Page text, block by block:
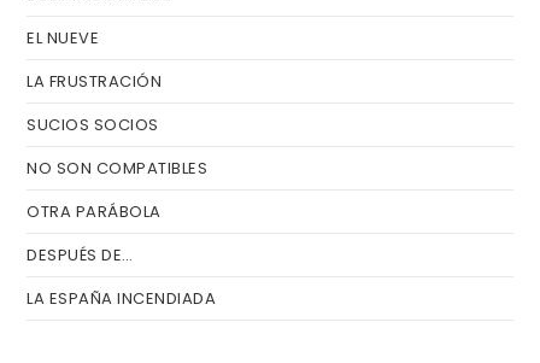
EL NUEVE
LA FRUSTRACIÓN
SUCIOS SOCIOS
NO SON COMPATIBLES
OTRA PARÁBOLA
DESPUÉS DE…
LA ESPAÑA INCENDIADA